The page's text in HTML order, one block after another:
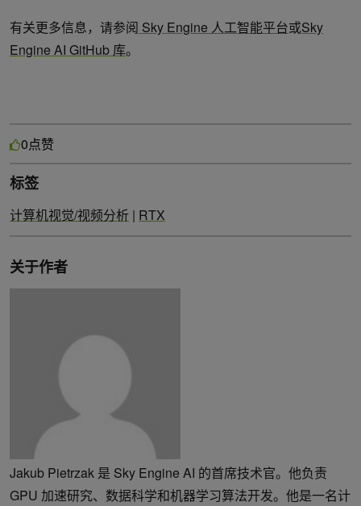
有关更多信息，请参阅 Sky Engine 人工智能平台或Sky
Engine AI GitHub 库。
0点赞
标签
计算机视觉/视频分析 | RTX
关于作者
Jakub Pietrzak 是 Sky Engine AI 的首席技术官。他负责
GPU 加速研究、数据科学和机器学习算法开发。他是一名计